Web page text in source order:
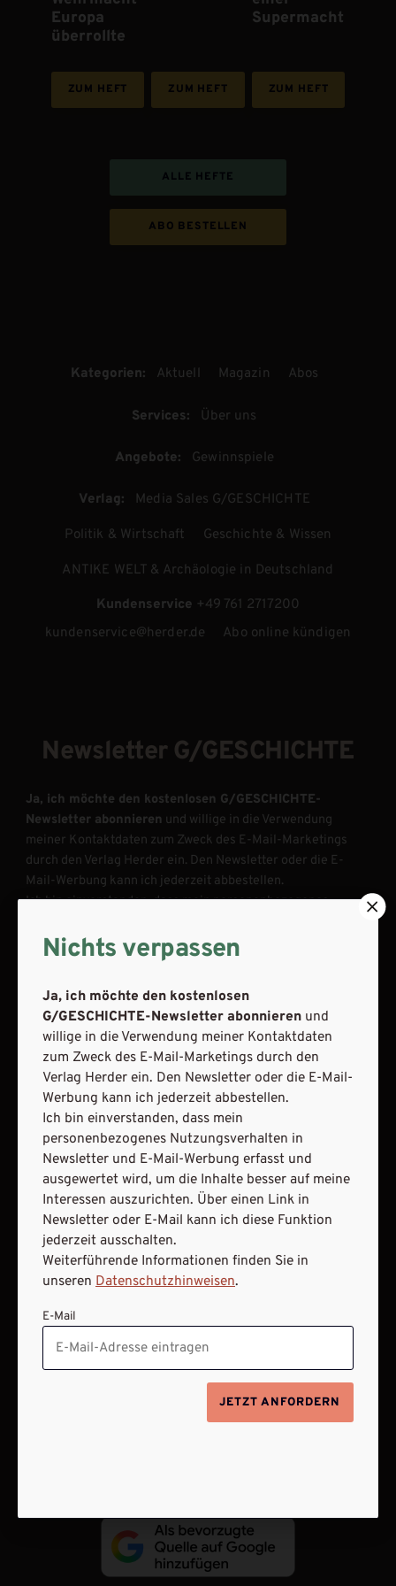
Europa
überrollte
ZUM HEFT ZUM HEFT
Supermacht
ZUM HEFT
ALLE HEFTE
ABO BESTELLEN
Kategorien: Aktuell Magazin Abos
Services: Über uns
Angebote: Gewinnspiele
Verlag: Media Sales G/GESCHICHTE
Politik & Wirtschaft Geschichte & Wissen
ANTIKE WELT & Archäologie in Deutschland
Kundenservice +49 761 2717200
kundenservice@herder.de
Abo online kündigen
Newsletter G/GESCHICHTE
Ja, ich möchte den kostenlosen G/GESCHICHTE-
Newsletter abonnieren und willige in die Verwendung
meiner Kontaktdaten zum Zweck des E-Mail-Marketings
durch den Verlag Herder ein. Den Newsletter oder die E-
Mail-Werbung kann ich jederzeit abbestellen.
Ich bin einverstanden, dass mein personenbezogenes
erfasst und ausgewertet wird, um die Inhalte besser auf
meine Interessen auszurichten. Über einen Link in
ausschalten.
Weiterführende Informationen finden Sie in unseren
Datenschutzhinweisen.
E-Mail
JETZT ANMELDEN
AGB und Widerrufsbelehrung
Barrierefreiheit
VERTRAG WIDERRUFEN
Nichts verpassen
Ja, ich möchte den kostenlosen
G/GESCHICHTE-Newsletter abonnieren und
willige in die Verwendung meiner Kontaktdaten
zum Zweck des E-Mail-Marketings durch den
Verlag Herder ein. Den Newsletter oder die E-Mail-
Werbung kann ich jederzeit abbestellen.
Ich bin einverstanden, dass mein
personenbezogenes Nutzungsverhalten in
Newsletter und E-Mail-Werbung erfasst und
ausgewertet wird, um die Inhalte besser auf meine
Interessen auszurichten. Über einen Link in
Newsletter oder E-Mail kann ich diese Funktion
jederzeit ausschalten.
Weiterführende Informationen finden Sie in
unseren Datenschutzhinweisen.
E-Mail
JETZT ANFORDERN